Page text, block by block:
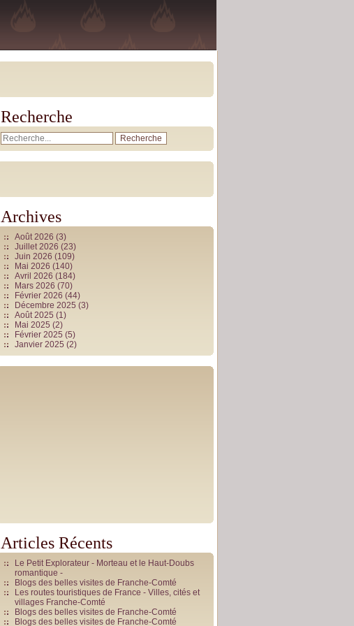
Recherche
Archives
Août 2026 (3)
Juillet 2026 (23)
Juin 2026 (109)
Mai 2026 (140)
Avril 2026 (184)
Mars 2026 (70)
Février 2026 (44)
Décembre 2025 (3)
Août 2025 (1)
Mai 2025 (2)
Février 2025 (5)
Janvier 2025 (2)
Articles Récents
Le Petit Explorateur - Morteau et le Haut-Doubs
romantique -
Blogs des belles visites de Franche-Comté
Les routes touristiques de France - Villes, cités et
villages Franche-Comté
Blogs des belles visites de Franche-Comté
Blogs des belles visites de Franche-Comté